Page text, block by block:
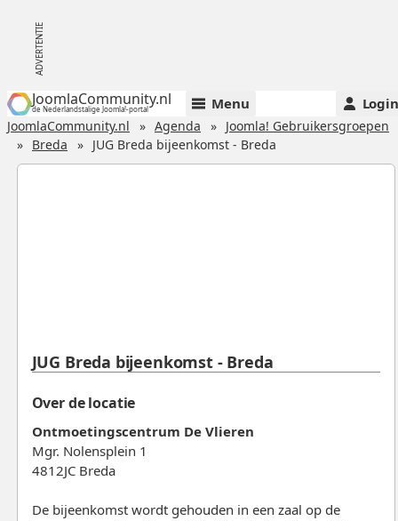
JoomlaCommunity.nl
de Nederlandstalige Joomla!-portal Menu Login
JoomlaCommunity.nl Agenda
Joomla! Gebruikersgroepen
Breda
JUG Breda bijeenkomst - Breda
JUG Breda bijeenkomst - Breda
Over de locatie
Ontmoetingscentrum De Vlieren
Mgr. Nolensplein 1
4812JC Breda
De bijeenkomst wordt gehouden in een zaal op de